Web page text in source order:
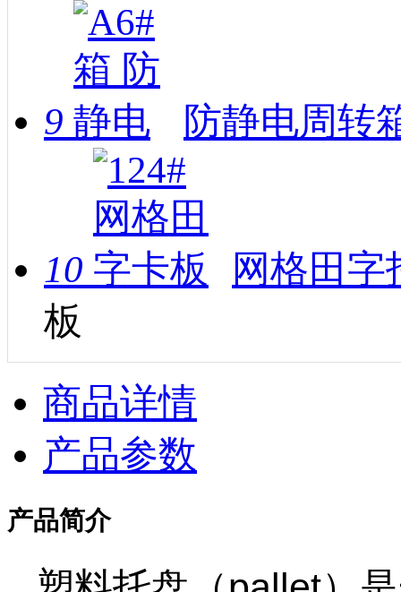
9 防静电周转
10
网格田
板
商品详情
产品参数
产品简介